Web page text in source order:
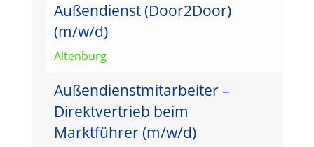
Außendienst (Door2Door)
(m/w/d)
Altenburg
Außendienstmitarbeiter –
Direktvertrieb beim
Marktführer (m/w/d)